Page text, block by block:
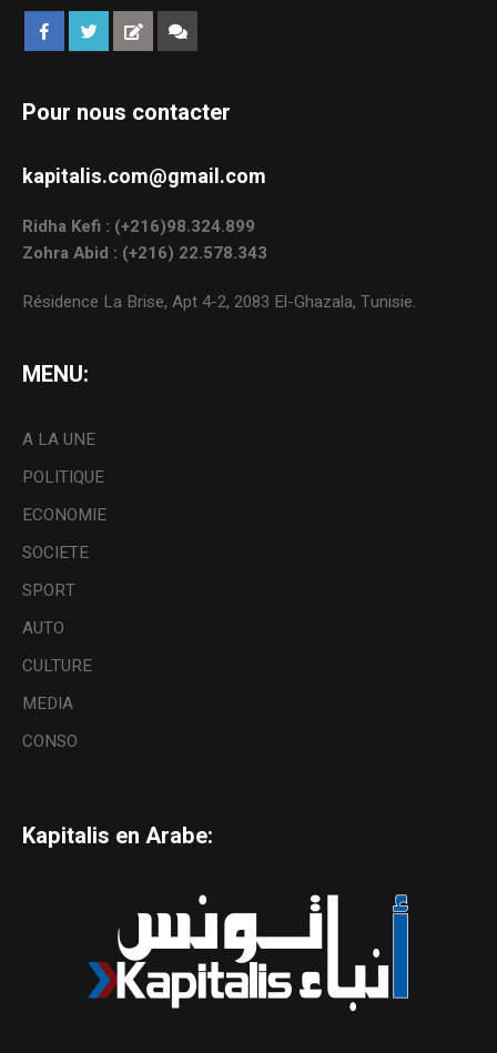
Pour nous contacter
kapitalis.com@gmail.com
Ridha Kefi : (+216)98.324.899
Zohra Abid : (+216) 22.578.343
Résidence La Brise, Apt 4-2, 2083 El-Ghazala, Tunisie.
MENU:
A LA UNE
POLITIQUE
ECONOMIE
SOCIETE
SPORT
AUTO
CULTURE
MEDIA
CONSO
Kapitalis en Arabe: